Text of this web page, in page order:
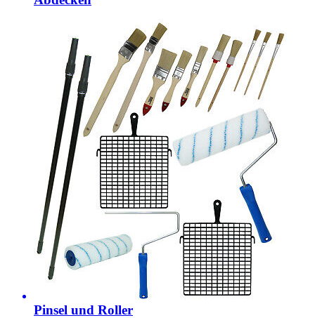
Pinsel und Roller